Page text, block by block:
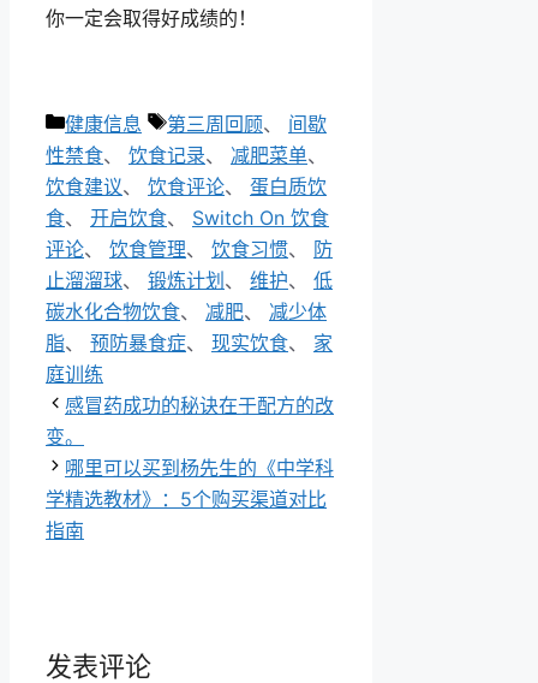
你一定会取得好成绩的！
类
别
健康信息
标
签
第三周回顾、 间歇
性禁食、 饮食记录、 减肥菜单、
饮食建议、 饮食评论、 蛋白质饮
食、 开启饮食、 Switch On 饮食
评论、 饮食管理、 饮食习惯、 防
止溜溜球、 锻炼计划、 维护、 低
碳水化合物饮食、 减肥、 减少体
脂、 预防暴食症、 现实饮食、 家
庭训练
感冒药成功的秘诀在于配方的改
变。
哪里可以买到杨先生的《中学科
学精选教材》：5个购买渠道对比
指南
发表评论